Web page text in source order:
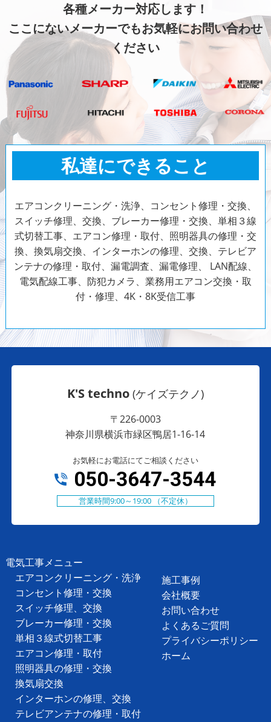
各種メーカー対応します！
ここにないメーカーでもお気軽にお問い合わせ
ください
私達にできること
エアコンクリーニング・洗浄、コンセント修理・交換、
スイッチ修理、交換、ブレーカー修理・交換、単相３線
式切替工事、エアコン修理・取付、照明器具の修理・交
換、換気扇交換、インターホンの修理、交換、テレビア
ンテナの修理・取付、漏電調査、漏電修理、 LAN配線、
電気配線工事、防犯カメラ、 業務用エアコン交換・取
付・修理、4K・8K受信工事
K'S techno(ケイズテクノ)
〒226-0003
神奈川県横浜市緑区鴨居1-16-14
お気軽にお電話にてご相談ください
050-3647-3544
営業時間9:00～19:00 （不定休）
電気工事メニュー
エアコンクリーニング・洗浄
コンセント修理・交換
スイッチ修理、交換
ブレーカー修理・交換
単相３線式切替工事
エアコン修理・取付
照明器具の修理・交換
換気扇交換
インターホンの修理、交換
テレビアンテナの修理・取付
施工事例
会社概要
お問い合わせ
よくあるご質問
プライバシーポリシー
ホーム